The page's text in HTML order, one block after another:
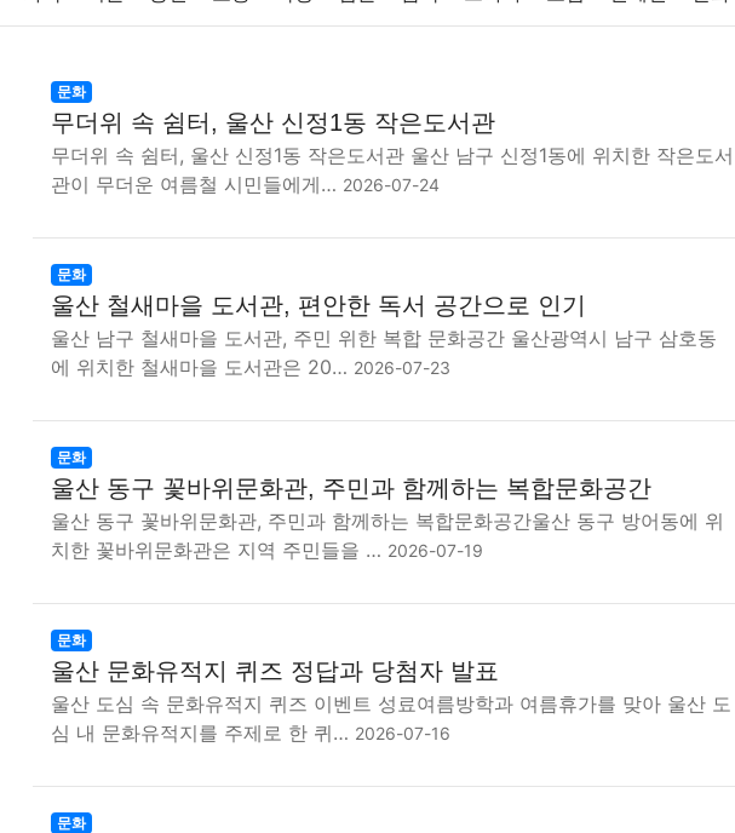
여행 맛집 IT 컴퓨터 기술 종교 사회 정치
문화
무더위 속 쉼터, 울산 신정1동 작은도서관
무더위 속 쉼터, 울산 신정1동 작은도서관 울산 남구 신정1동에 위치한 작은도서
관이 무더운 여름철 시민들에게… 2026-07-24
문화
울산 철새마을 도서관, 편안한 독서 공간으로 인기
울산 남구 철새마을 도서관, 주민 위한 복합 문화공간 울산광역시 남구 삼호동
에 위치한 철새마을 도서관은 20… 2026-07-23
문화
울산 동구 꽃바위문화관, 주민과 함께하는 복합문화공간
울산 동구 꽃바위문화관, 주민과 함께하는 복합문화공간울산 동구 방어동에 위
치한 꽃바위문화관은 지역 주민들을 … 2026-07-19
문화
울산 문화유적지 퀴즈 정답과 당첨자 발표
울산 도심 속 문화유적지 퀴즈 이벤트 성료여름방학과 여름휴가를 맞아 울산 도
심 내 문화유적지를 주제로 한 퀴… 2026-07-16
문화